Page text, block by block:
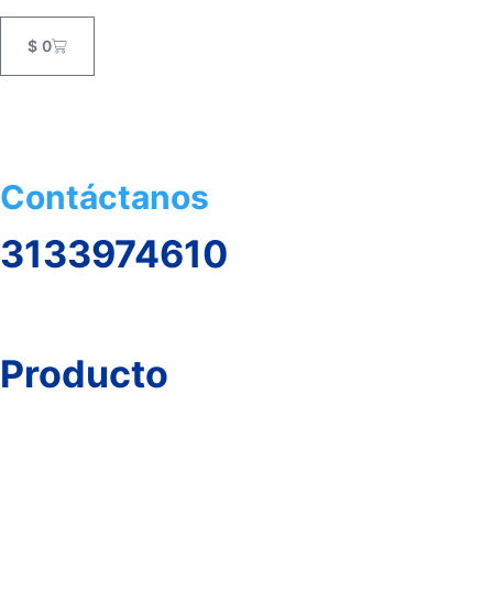
$ 0
Contáctanos
3133974610
Producto